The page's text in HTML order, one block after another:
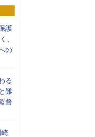
護
、
の
る
難
督
崎